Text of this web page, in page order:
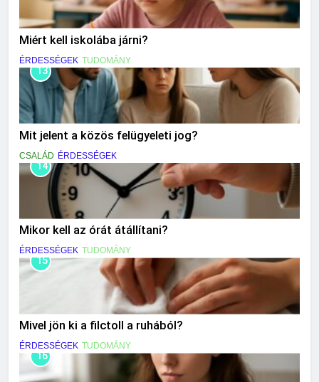
Miért kell iskolába járni?
ÉRDESSÉGEK TUDOMÁNY
13
Mit jelent a közös felügyeleti jog?
CSALÁD ÉRDESSÉGEK
14
Mikor kell az órát átállítani?
ÉRDESSÉGEK TUDOMÁNY
15
Mivel jön ki a filctoll a ruhából?
ÉRDESSÉGEK TUDOMÁNY
16